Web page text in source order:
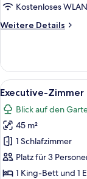
Kostenloses WLAN
Weitere Details
Weitere
Zimmer
(Deluxe)
Alle
Fotos
für
Executive-
Zimmer
(Deluxe)
anzeigen
10
Executive-Zimmer
Blick auf den
45 m²
1 Schlafzimmer
Platz für 3
1 King-Bett und 1